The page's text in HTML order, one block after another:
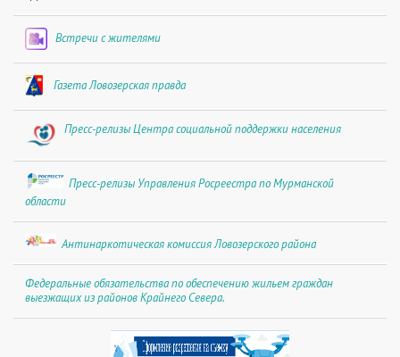
Встречи с жителями
Газета Ловозерская правда
Пресс-релизы Центра социальной поддержки населения
Пресс-релизы Управления Росреестра по Мурманской
области
Антинаркотическая комиссия Ловозерского района
Федеральные обязательства по обеспечению жильем граждан
выезжащих из районов Крайнего Севера.